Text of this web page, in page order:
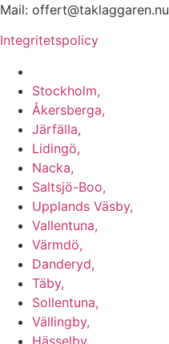
Mail: offert@taklaggaren.nu
Integritetspolicy
Stockholm,
Åkersberga,
Järfälla,
Lidingö,
Nacka,
Saltsjö-Boo,
Upplands Väsby,
Vallentuna,
Värmdö,
Danderyd,
Täby,
Sollentuna,
Vällingby,
Hässelby,